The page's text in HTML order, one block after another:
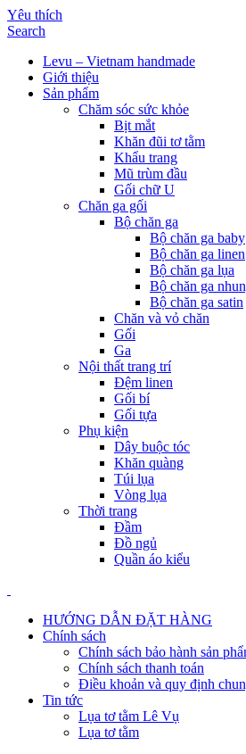
Yêu thích
Search
Levu – Vietnam handmade
Giới thiệu
Sản phẩm
Chăm sóc sức khỏe
Bịt mắt
Khăn đũi tơ tằm
Khẩu trang
Mũ trùm đầu
Gối chữ U
Chăn ga gối
Bộ chăn ga
Bộ chăn ga baby
Bộ chăn ga linen
Bộ chăn ga lụa
Bộ chăn ga
Bộ chăn ga satin
Chăn và vỏ chăn
Gối
Ga
Nội thất trang trí
Đệm linen
Gối bí
Gối tựa
Phụ kiện
Dây buộc tóc
Khăn quàng
Túi lụa
Vòng lụa
Thời trang
Đầm
Đồ ngủ
Quần áo kiểu
HƯỚNG DẪN ĐẶT HÀNG
Chính sách
Chính sách bảo hành sản
Chính sách thanh toán
Điều khoản và quy định
Tin tức
Lụa tơ tằm Lê Vụ
Lụa tơ tằm